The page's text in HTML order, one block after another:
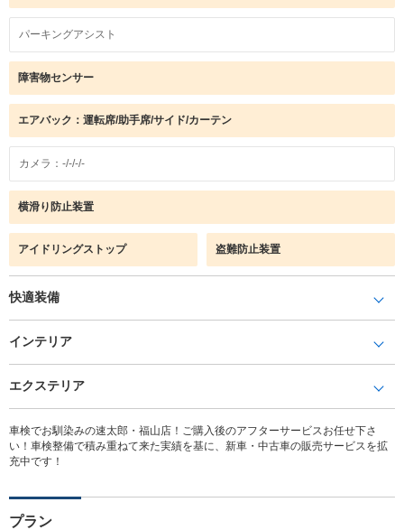
パーキングアシスト
障害物センサー
エアバック：運転席/助手席/サイド/カーテン
カメラ：-/-/-/-
横滑り防止装置
アイドリングストップ 盗難防止装置
快適装備
インテリア
エクステリア
車検でお馴染みの速太郎・福山店！ご購入後のアフターサービスお任せ下さ
い！車検整備で積み重ねて来た実績を基に、新車・中古車の販売サービスを拡
充中です！
プラン